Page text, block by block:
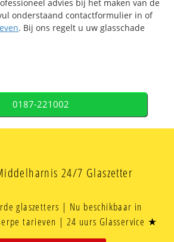
advies bij het maken van de
onderstaand contactformulier in of
. Bij ons regelt u uw glasschade
0187-221002
24/7 Glaszetter
glaszetters | Nu beschikbaar in
tarieven | 24 uurs Glasservice ★